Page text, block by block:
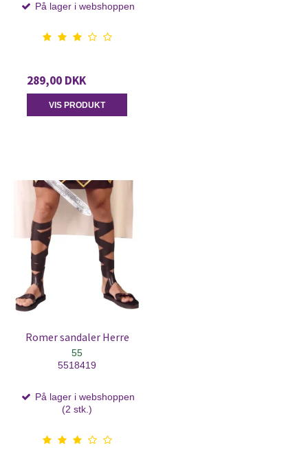
På lager i webshoppen
289,00 DKK
VIS PRODUKT
Romer sandaler Herre
55
5518419
På lager i webshoppen
(2 stk.)